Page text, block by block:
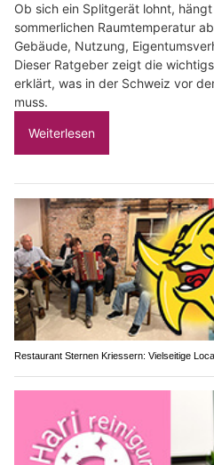
Ob sich ein Splitgerät lohnt,
sommerlichen Raumtemperatur
Gebäude, Nutzung,
Dieser Ratgeber zeigt die
erklärt, was in der Schweiz vor
muss.
Weiterlesen
Restaurant Sternen Kriessern: Vielseitige